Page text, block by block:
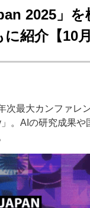
ポストプレス ビジネ
2025」を
紹介【10月
次最大カンファレ
。AIの研究成果